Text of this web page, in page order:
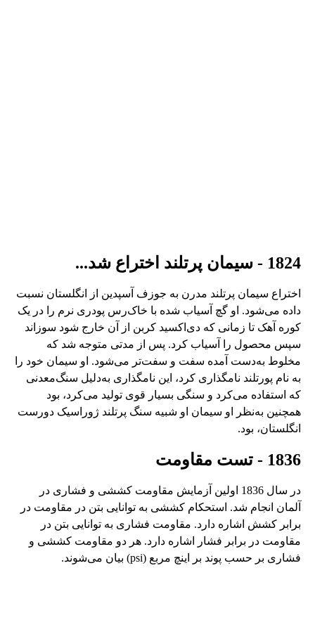
1824 - سیمان پرتلند اختراع شد...
اختراع سیمان پرتلند مدرن به جوزف آسپدین از انگلستان نسبت
داده می‌شود. او گچ آسیاب شده با خاک‌رس پودری نرم را در یک
کوره آهک تا زمانی که دی‌اکسید کربن از آن خارج شود سوزاند
سپس محصول را آسیاب کرد. پس از مدتی متوجه شد که
مخلوط به‌دست آمده سفت و سفت‌تر می‌شود. او سیمان خود را
به نام پورتلند نامگذاری کرد، این نامگذاری به‌دلیل سنگ‌معدنی
که استفاده می‌کرد و سنگی بسیار قوی تولید می‌کرد، بود
همچنین به‌نظر او سیمان او شبیه سنگ پرتلند ژوراسیک دورست
انگلستان، بود.
1836 - تست مقاومت
در سال 1836 اولین آزمایش مقاومت کششی و فشاری در
آلمان انجام شد. استحکام کششی به توانایی بتن در مقاومت در
برابر کشش اشاره دارد. مقاومت فشاری به توانایی بتن در
مقاومت در برابر فشار اشاره دارد. هر دو مقاومت کششی و
فشاری بر حسب پوند بر اینچ مربع (psi) بیان می‌شوند.